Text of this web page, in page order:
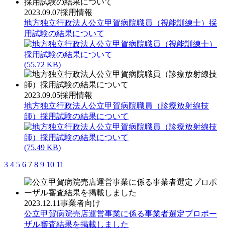
2023.09.07採用情報
地方独立行政法人公立甲賀病院職員（視能訓練士）採
用試験の結果について
(55.72 KB)
2023.09.05採用情報
地方独立行政法人公立甲賀病院職員（診療放射線技
師）採用試験の結果について
(75.49 KB)
3 4 5 6 7 8 9 10 11
2023.12.11事業者向け
公立甲賀病院売店運営事業に係る事業者選定プロポー
ザル審査結果を掲載しました